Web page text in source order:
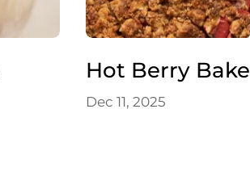
Hot Berry Bake
Dec 11, 2025